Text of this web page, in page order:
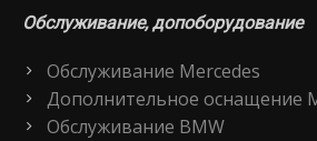
Обслуживание, допоборудование
Обслуживание Mercedes
Дополнительное оснащение
Обслуживание BMW